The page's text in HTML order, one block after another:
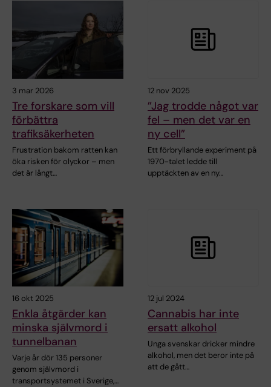
3 mar 2026
Tre forskare som vill
förbättra
trafiksäkerheten
Frustration bakom ratten kan
öka risken för olyckor – men
det är långt…
12 nov 2025
”Jag trodde något var
fel – men det var en
ny cell”
Ett förbryllande experiment på
1970-talet ledde till
upptäckten av en ny…
16 okt 2025
Enkla åtgärder kan
minska självmord i
tunnelbanan
Varje år dör 135 personer
genom självmord i
transportsystemet i Sverige,…
12 jul 2024
Cannabis har inte
ersatt alkohol
Unga svenskar dricker mindre
alkohol, men det beror inte på
att de gått…